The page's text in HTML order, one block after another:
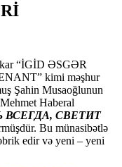
“İGİD ƏSGƏR
kimi məşhur
Şahin Musaoğlunun
Haberal
ВСЕГДА, СВЕТИТ
Bu münasibətlə
edir və yeni – yeni